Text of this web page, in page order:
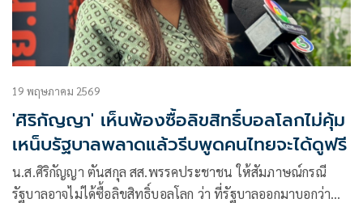
19 พฤษภาคม 2569
'ศิริกัญญา' เห็นพ้องซื้อลิขสิทธิ์บอลโลกไม่คุ้ม
เหน็บรัฐบาลพลาดแล้วรีบพูดคนไทยจะได้ดูฟรี
น.ส.ศิริกัญญา ตันสกุล สส.พรรคประชาชน ให้สัมภาษณ์กรณี
รัฐบาลอาจไม่ได้ซื้อลิขสิทธิ์บอลโลก ว่า ที่รัฐบาลออกมาบอกว่า